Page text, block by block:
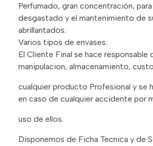
Perfumado, gran concentración,
desgastado y el mantenimiento de
abrillantados.
Varios tipos de envases.
El Cliente Final se hace responsable
manipulacion, almacenamiento,
cualquier producto Profesional y se
en caso de cualquier accidente por
uso de ellos.
Disponemos de Ficha Tecnica y de